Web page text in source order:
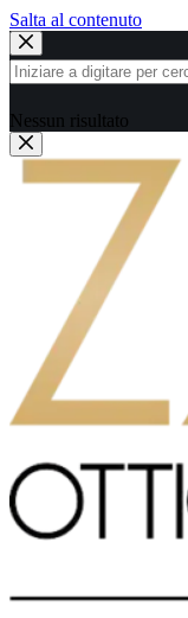
Salta al contenuto
Nessun risultato